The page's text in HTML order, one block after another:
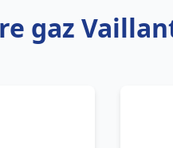
gaz